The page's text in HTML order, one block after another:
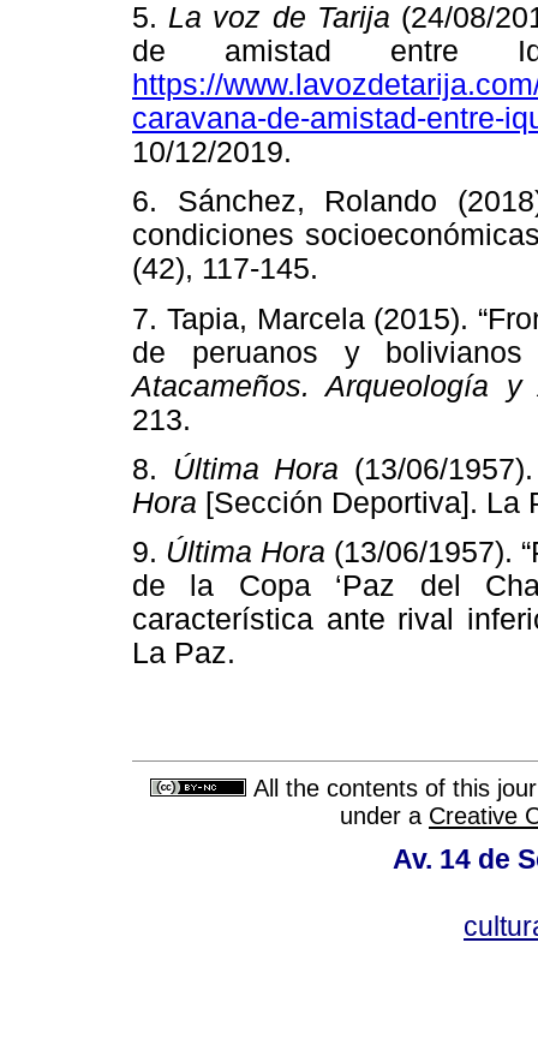
5. La voz de Tarija (24/08/
de amistad entre
https://
caravana-de-amistad-entre-
10/12/2019.
6. Sánchez, Rolando
condiciones
(42), 117-145.
7. Tapia, Marcela (2015).
de peruanos y
Atacameños. Arqueología
213.
8. Última Hora (13/06/
Hora [Sección Deportiva]. La
9. Última Hora (13/06/1957).
de la Copa ‘Paz del
característica ante rival
La Paz.
All the contents of this
under a Creative
Av. 14 de